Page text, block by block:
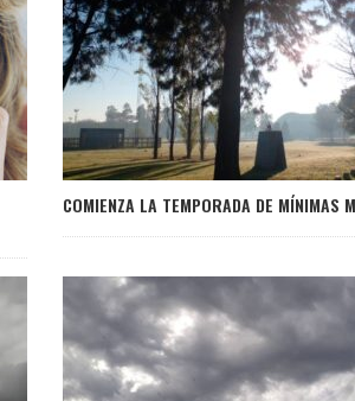
COMIENZA LA TEMPORADA DE MÍNIMAS